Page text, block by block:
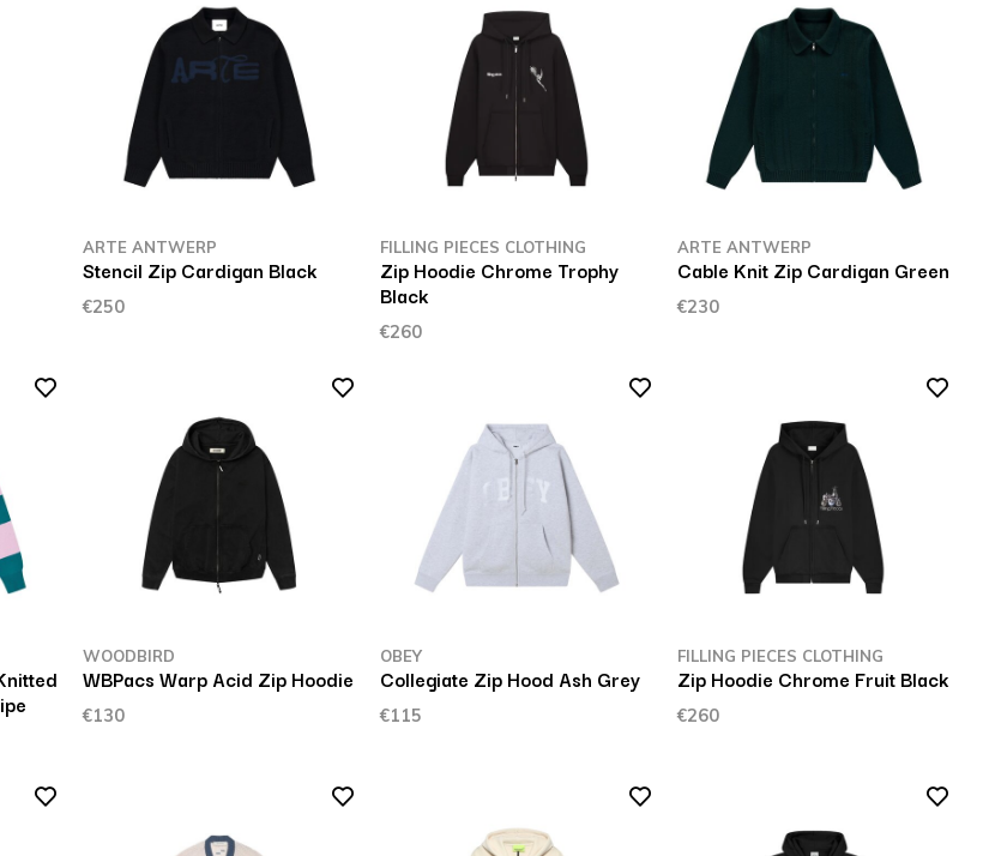
ARTE ANTWERP
Stencil Zip Cardigan Black
€250
FILLING PIECES CLOTHING
Zip Hoodie Chrome Trophy
Black
€260
ARTE ANTWERP
Cable Knit Zip Cardigan Green
€230
WOODBIRD
WBPacs Warp Acid Zip Hoodie
€130
OBEY
Collegiate Zip Hood Ash Grey
€115
FILLING PIECES CLOTHING
Zip Hoodie Chrome Fruit Black
€260